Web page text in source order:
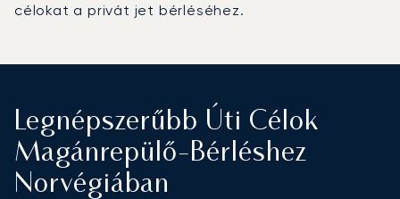
célokat a privát jet bérléséhez.
Legnépszerűbb Úti Célok
Magánrepülő-Bérléshez
Norvégiában